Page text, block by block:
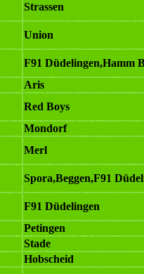
Strassen
Union
F91 Düdelingen,Hamm
Aris
Red Boys
Mondorf
Merl
Spora,Beggen,F91
F91 Düdelingen
Petingen
Stade
Hobscheid